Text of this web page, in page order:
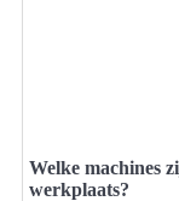
Welke machines
werkplaats?